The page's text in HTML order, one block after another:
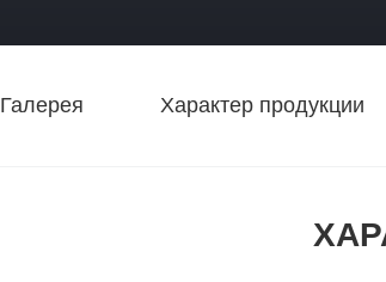
Галерея Характер продукции